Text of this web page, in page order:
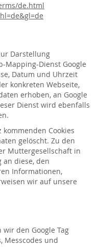
de.html
Darstellung
Mapping-Dienst Google
Datum und Uhrzeit
konkreten Webseite,
erhoben, an Google
Dienst wird ebenfalls
Cookies
gelöscht. Zu den
Muttergesellschaft in
an diese, den
Informationen,
wir auf unsere
wir den Google Tag
Messcodes und